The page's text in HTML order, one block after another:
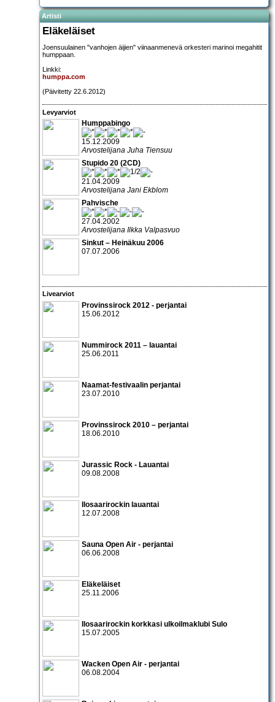
Artisti
Eläkeläiset
Joensuulainen "vanhojen äijien" viinaanmenevä orkesteri marinoi megahitit
humppaan.
Linkki:
humppa.com
(Päivitetty 22.6.2012)
Levyarviot
Humppabingo
15.12.2009
Arvostelijana Juha Tiensuu
Stupido 20 (2CD)
21.04.2009
Arvostelijana Jani Ekblom
Pahvische
27.04.2002
Arvostelijana Ilkka Valpasvuo
Sinkut – Heinäkuu 2006
07.07.2006
Livearviot
Provinssirock 2012 - perjantai
15.06.2012
Nummirock 2011 – lauantai
25.06.2011
Naamat-festivaalin perjantai
23.07.2010
Provinssirock 2010 – perjantai
18.06.2010
Jurassic Rock - Lauantai
09.08.2008
Ilosaarirockin lauantai
12.07.2008
Sauna Open Air - perjantai
06.06.2008
Eläkeläiset
25.11.2006
Ilosaarirockin korkkasi ulkoilmaklubi Sulo
15.07.2005
Wacken Open Air - perjantai
06.08.2004